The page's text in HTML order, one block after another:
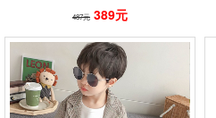
487元 389元